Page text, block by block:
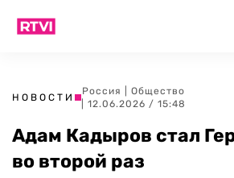
НОВОСТИ
Россия
Общество
| 12.06.2026 / 15:48
Адам Кадыров стал
во второй раз